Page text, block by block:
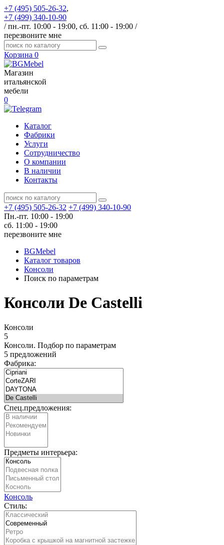
+7 (495) 505-26-32,
+7 (499) 340-10-90
/ пн.-пт. 10:00 - 19:00, сб. 11:00 - 19:00 /
перезвоните мне
Корзина 0
Магазин
итальянской
мебели
0
Каталог
Фабрики
Услуги
Сотрудничество
О компании
В наличии
Контакты
+7 (495) 505-26-32 +7 (499) 340-10-90
Пн.-пт. 10:00 - 19:00
сб. 11:00 - 19:00
перезвоните мне
BGMebel
Каталог товаров
Консоли
Поиск по параметрам
Консоли De Castelli
Консоли
5
Консоли. Подбор по параметрам
5 предложений
Фабрика:
Спец.предложения:
Предметы интерьера:
Консоль
Стиль: